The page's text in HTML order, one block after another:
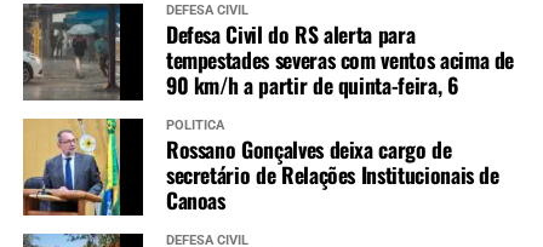
DEFESA CIVIL
Defesa Civil do RS alerta para
tempestades severas com ventos acima de
90 km/h a partir de quinta-feira, 6
POLÍTICA
Rossano Gonçalves deixa cargo de
secretário de Relações Institucionais de
Canoas
DEFESA CIVIL